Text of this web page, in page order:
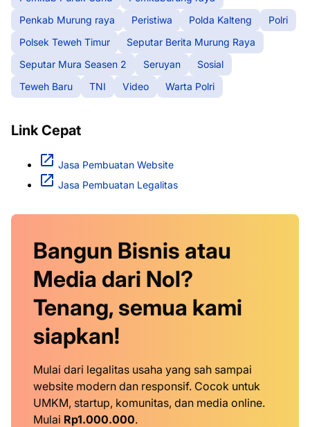
Penkab Murung raya
Peristiwa Polda Kalteng
Polri
Polsek Teweh Timur
Seputar Berita Murung Raya
Seputar Mura Seasen 2
Seruyan
Sosial
Teweh Baru
TNI Video Warta Polri
Link Cepat
Jasa Pembuatan Website
Jasa Pembuatan Legalitas
Bangun Bisnis atau
Media dari Nol?
Tenang, semua kami
siapkan!
Mulai dari legalitas usaha yang sah sampai
website modern dan responsif. Cocok untuk
UMKM, startup, komunitas, dan media online.
Mulai Rp1.000.000.